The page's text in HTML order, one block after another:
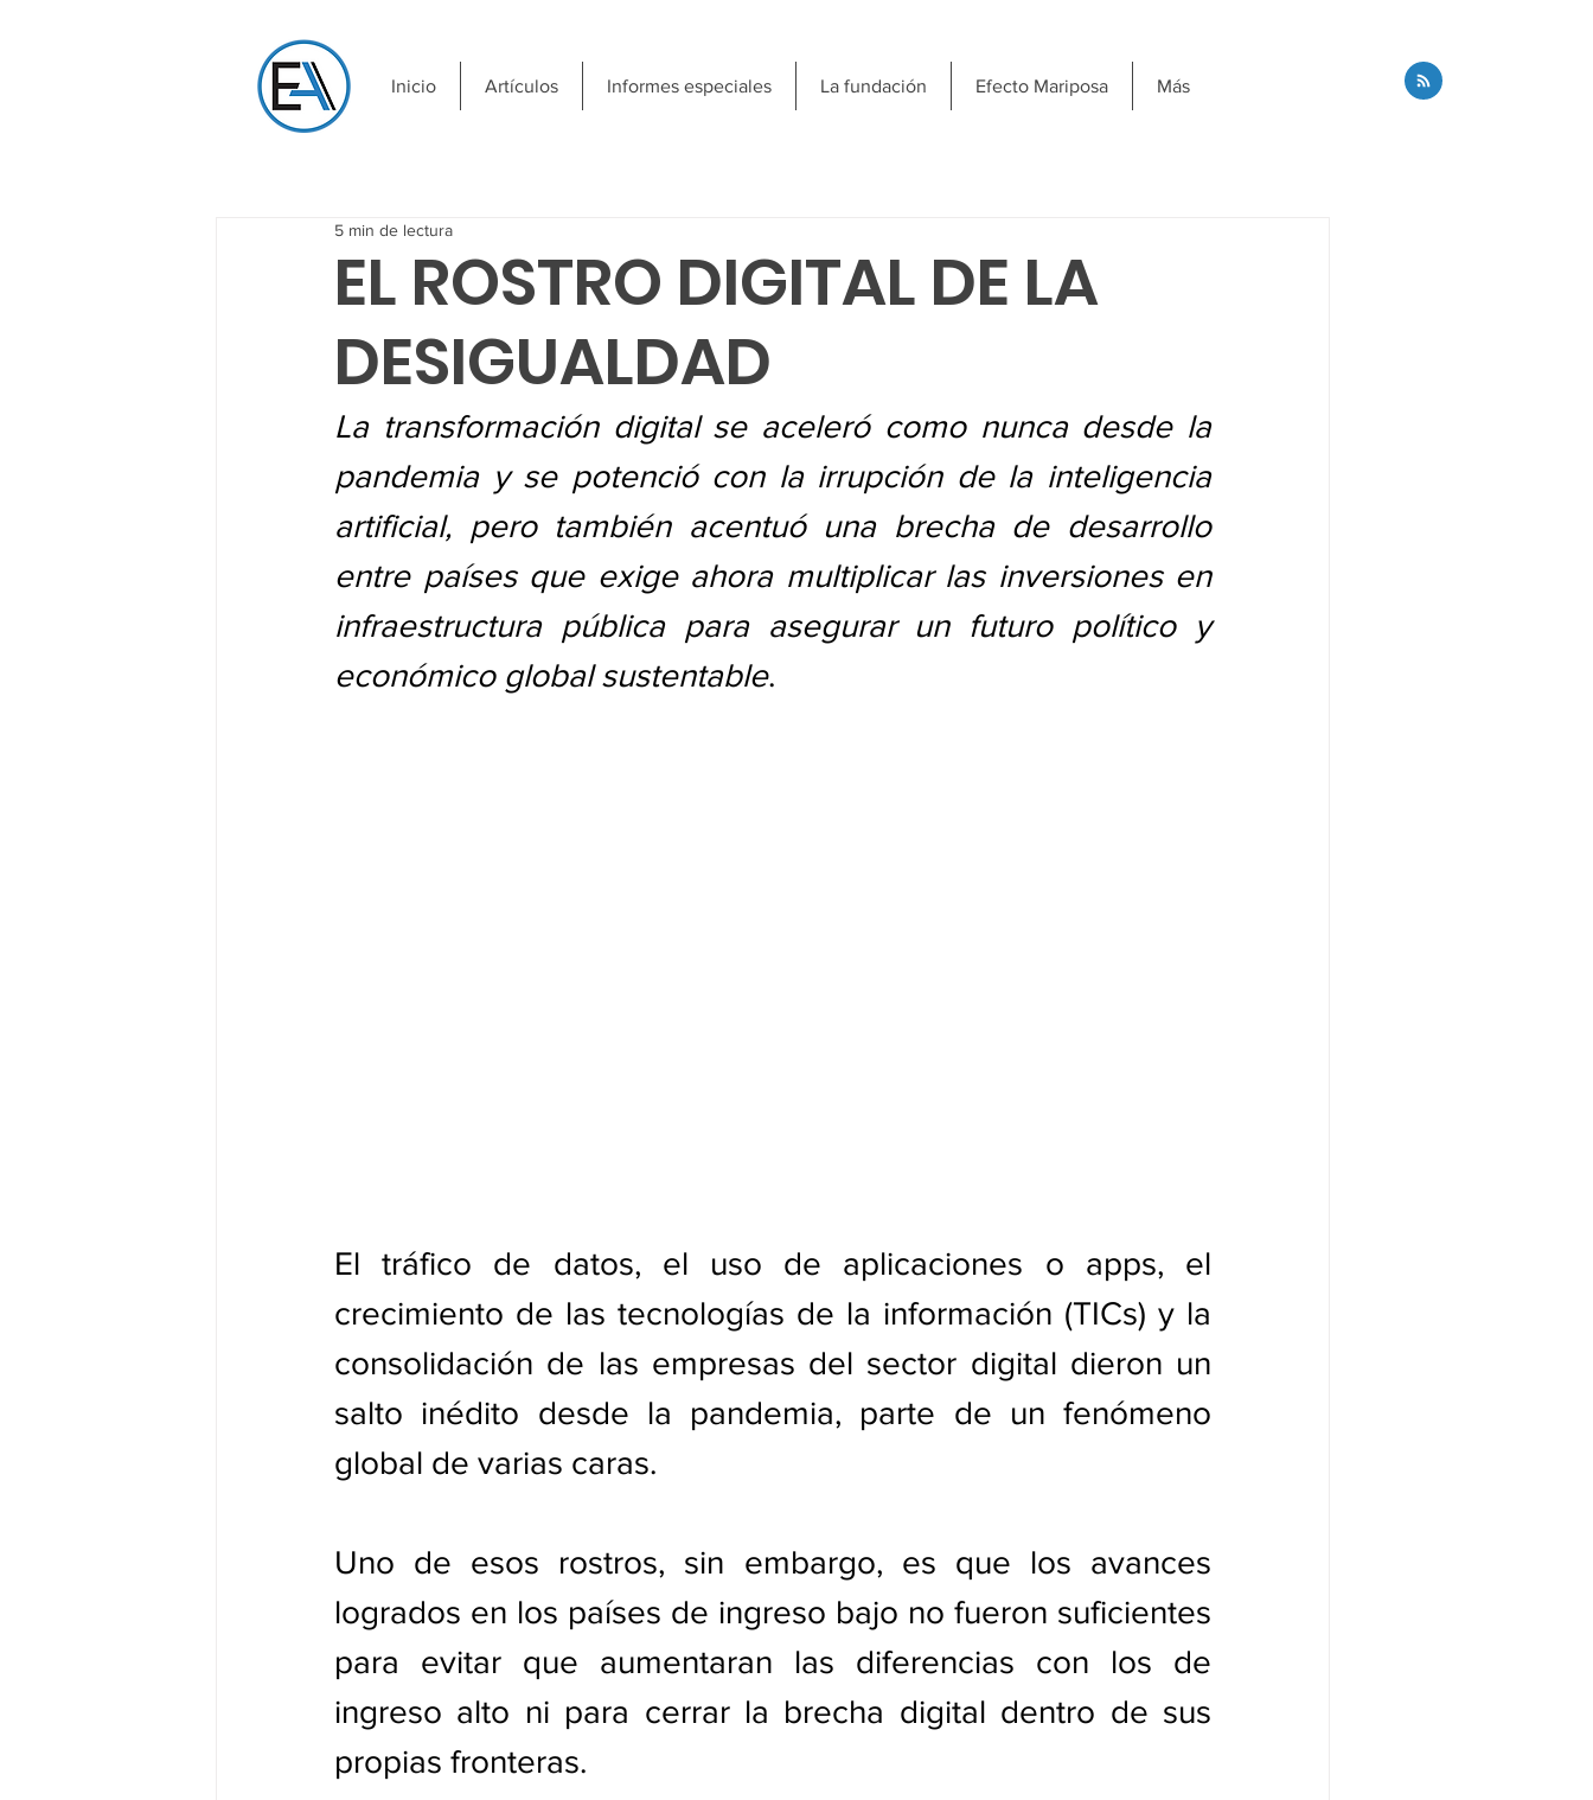
Inicio Artículos Informes especiales La fundación Efecto Mariposa Más
EL ROSTRO DIGITAL DE LA
DESIGUALDAD
5 min de lectura
La transformación digital se aceleró como nunca desde la
pandemia y se potenció con la irrupción de la inteligencia
artificial, pero también acentuó una brecha de desarrollo
entre países que exige ahora multiplicar las inversiones en
infraestructura pública para asegurar un futuro político y
económico global sustentable.
El tráfico de datos, el uso de aplicaciones o apps, el
crecimiento de las tecnologías de la información (TICs) y la
consolidación de las empresas del sector digital dieron un
salto inédito desde la pandemia, parte de un fenómeno
global de varias caras.
Uno de esos rostros, sin embargo, es que los avances
logrados en los países de ingreso bajo no fueron suficientes
para evitar que aumentaran las diferencias con los de
ingreso alto ni para cerrar la brecha digital dentro de sus
propias fronteras.